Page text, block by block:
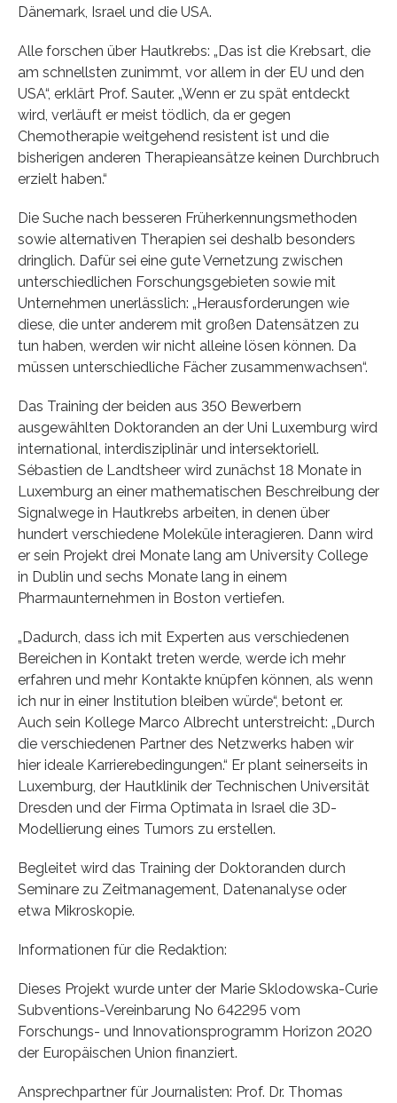
Dänemark, Israel und die USA.
Alle forschen über Hautkrebs: „Das ist die Krebsart, die
am schnellsten zunimmt, vor allem in der EU und den
USA“, erklärt Prof. Sauter. „Wenn er zu spät entdeckt
wird, verläuft er meist tödlich, da er gegen
Chemotherapie weitgehend resistent ist und die
bisherigen anderen Therapieansätze keinen Durchbruch
erzielt haben.“
Die Suche nach besseren Früherkennungsmethoden
sowie alternativen Therapien sei deshalb besonders
dringlich. Dafür sei eine gute Vernetzung zwischen
unterschiedlichen Forschungsgebieten sowie mit
Unternehmen unerlässlich: „Herausforderungen wie
diese, die unter anderem mit großen Datensätzen zu
tun haben, werden wir nicht alleine lösen können. Da
müssen unterschiedliche Fächer zusammenwachsen“.
Das Training der beiden aus 350 Bewerbern
ausgewählten Doktoranden an der Uni Luxemburg wird
international, interdisziplinär und intersektoriell.
Sébastien de Landtsheer wird zunächst 18 Monate in
Luxemburg an einer mathematischen Beschreibung der
Signalwege in Hautkrebs arbeiten, in denen über
hundert verschiedene Moleküle interagieren. Dann wird
er sein Projekt drei Monate lang am University College
in Dublin und sechs Monate lang in einem
Pharmaunternehmen in Boston vertiefen.
„Dadurch, dass ich mit Experten aus verschiedenen
Bereichen in Kontakt treten werde, werde ich mehr
erfahren und mehr Kontakte knüpfen können, als wenn
ich nur in einer Institution bleiben würde“, betont er.
Auch sein Kollege Marco Albrecht unterstreicht: „Durch
die verschiedenen Partner des Netzwerks haben wir
hier ideale Karrierebedingungen.“ Er plant seinerseits in
Luxemburg, der Hautklinik der Technischen Universität
Dresden und der Firma Optimata in Israel die 3D-
Modellierung eines Tumors zu erstellen.
Begleitet wird das Training der Doktoranden durch
Seminare zu Zeitmanagement, Datenanalyse oder
etwa Mikroskopie.
Informationen für die Redaktion:
Dieses Projekt wurde unter der Marie Sklodowska-Curie
Subventions-Vereinbarung No 642295 vom
Forschungs- und Innovationsprogramm Horizon 2020
der Europäischen Union finanziert.
Ansprechpartner für Journalisten: Prof. Dr. Thomas